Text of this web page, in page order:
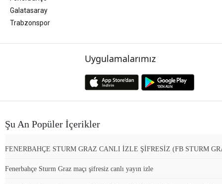
Galatasaray
Trabzonspor
Uygulamalarımız
Şu An Popüler İçerikler
FENERBAHÇE STURM GRAZ CANLI İZLE ŞİFRESİZ (FB STURM
Fenerbahçe Sturm Graz maçı şifresiz canlı yayın izle